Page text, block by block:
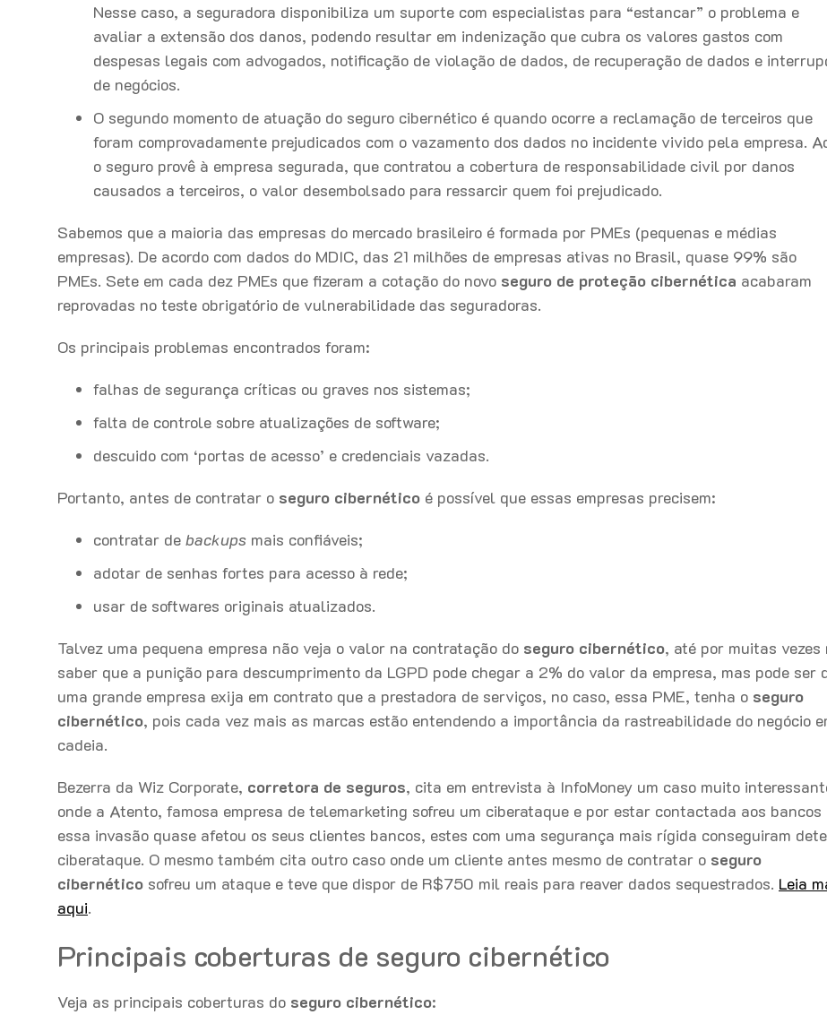
Nesse caso, a seguradora disponibiliza um suporte com especialistas para “estancar” o problema e
avaliar a extensão dos danos, podendo resultar em indenização que cubra os valores gastos com
despesas legais com advogados, notificação de violação de dados, de recuperação de dados e
de negócios.
O segundo momento de atuação do seguro cibernético é quando ocorre a reclamação de terceiros que
foram comprovadamente prejudicados com o vazamento dos dados no incidente vivido pela empresa.
o seguro provê à empresa segurada, que contratou a cobertura de responsabilidade civil por danos
causados a terceiros, o valor desembolsado para ressarcir quem foi prejudicado.
Sabemos que a maioria das empresas do mercado brasileiro é formada por PMEs (pequenas e médias
empresas). De acordo com dados do MDIC, das 21 milhões de empresas ativas no Brasil, quase 99% são
PMEs. Sete em cada dez PMEs que fizeram a cotação do novo seguro de proteção cibernética acabaram
reprovadas no teste obrigatório de vulnerabilidade das seguradoras.
Os principais problemas encontrados foram:
falhas de segurança críticas ou graves nos sistemas;
falta de controle sobre atualizações de software;
descuido com ‘portas de acesso’ e credenciais vazadas.
Portanto, antes de contratar o seguro cibernético é possível que essas empresas precisem:
contratar de backups mais confiáveis;
adotar de senhas fortes para acesso à rede;
usar de softwares originais atualizados.
Talvez uma pequena empresa não veja o valor na contratação do seguro cibernético, até por muitas vezes
saber que a punição para descumprimento da LGPD pode chegar a 2% do valor da empresa, mas pode ser
uma grande empresa exija em contrato que a prestadora de serviços, no caso, essa PME, tenha o seguro
cibernético, pois cada vez mais as marcas estão entendendo a importância da rastreabilidade do negócio
cadeia.
Bezerra da Wiz Corporate, corretora de seguros, cita em entrevista à InfoMoney um caso muito
onde a Atento, famosa empresa de telemarketing sofreu um ciberataque e por estar contactada aos bancos
essa invasão quase afetou os seus clientes bancos, estes com uma segurança mais rígida conseguiram
ciberataque. O mesmo também cita outro caso onde um cliente antes mesmo de contratar o seguro
cibernético sofreu um ataque e teve que dispor de R$750 mil reais para reaver dados sequestrados. Leia
aqui.
Principais coberturas de seguro cibernético
Veja as principais coberturas do seguro cibernético: